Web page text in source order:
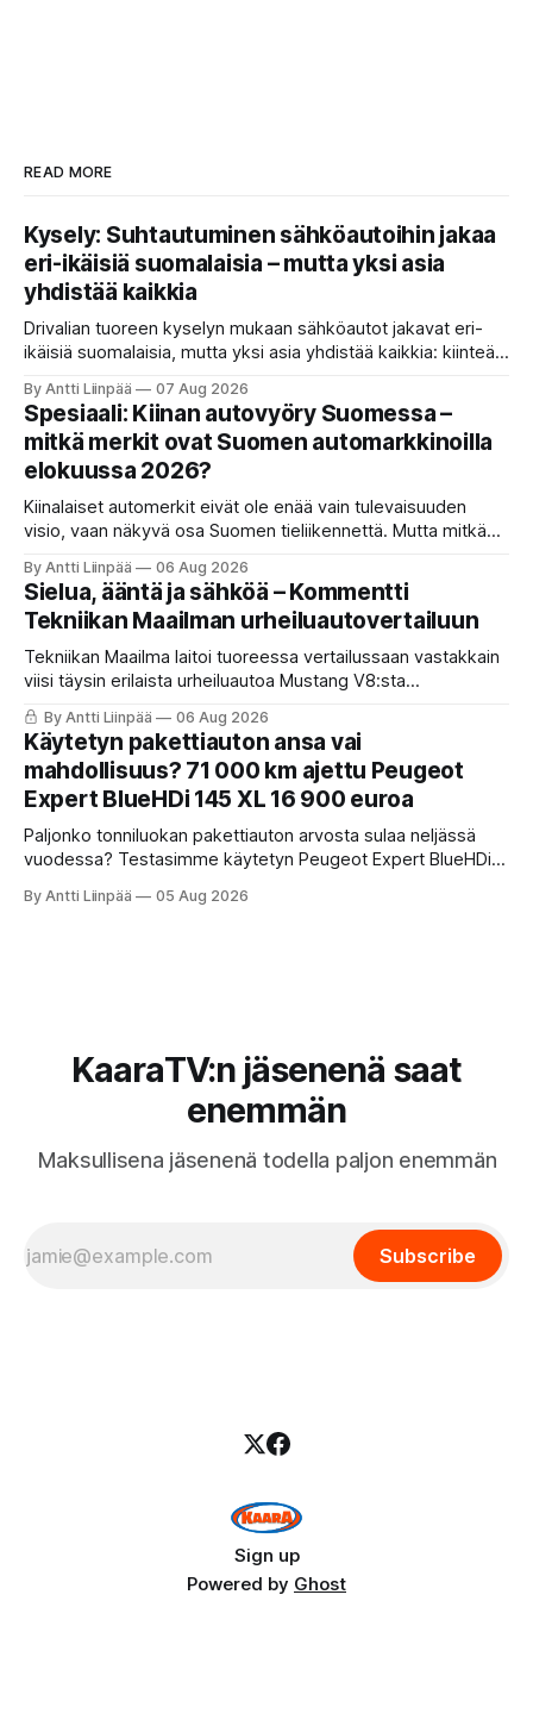
READ MORE
Kysely: Suhtautuminen sähköautoihin jakaa
eri-ikäisiä suomalaisia – mutta yksi asia
yhdistää kaikkia
Drivalian tuoreen kyselyn mukaan sähköautot jakavat eri-
ikäisiä suomalaisia, mutta yksi asia yhdistää kaikkia: kiinteät
valittaessa.
By Antti Liinpää 07 Aug 2026
Spesiaali: Kiinan autovyöry Suomessa –
mitkä merkit ovat Suomen automarkkinoilla
elokuussa 2026?
Kiinalaiset automerkit eivät ole enää vain tulevaisuuden
visio, vaan näkyvä osa Suomen tieliikennettä. Mutta mitkä
pakettiautoihin ja mitä syksyn 2026 uutuuksilta sopii
odottaa? Katso kattava katsaus maamme tarjontaan ja
ostajan tärkeimpiin vinkkeihin!
By Antti Liinpää 06 Aug 2026
Sielua, ääntä ja sähköä – Kommentti
Tekniikan Maailman urheiluautovertailuun
Tekniikan Maailma laitoi tuoreessa vertailussaan vastakkain
viisi täysin erilaista urheiluautoa Mustang V8:sta
täyssähköiseen Hyundai Ioniq 6 N:ään. KaaraTV otti lehden
käteen ja pani autot omaan paremmuusjärjestykseen
fiiliksen, käytettävyyden ja hinta-laatusuhteen perusteella.
By Antti Liinpää 06 Aug 2026
Käytetyn pakettiauton ansa vai
mahdollisuus? 71 000 km ajettu Peugeot
Expert BlueHDi 145 XL 16 900 euroa
Paljonko tonniluokan pakettiauton arvosta sulaa neljässä
vuodessa? Testasimme käytetyn Peugeot Expert BlueHDi
16 900 €. Perkaamme auton taustat, varusteet, ajo-
By Antti Liinpää 05 Aug 2026
KaaraTV:n jäsenenä saat
enemmän
Maksullisena jäsenenä todella paljon enemmän
Subscribe
Sign up
Powered by Ghost